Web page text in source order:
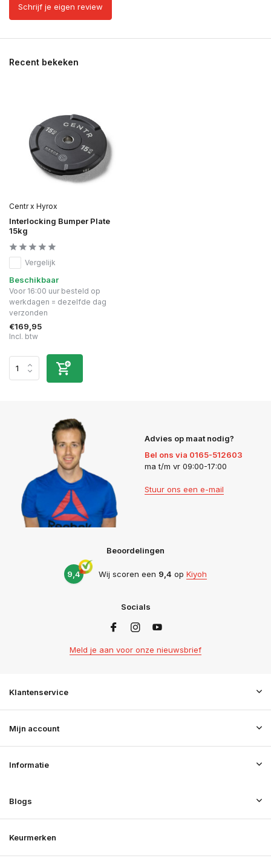
Schrijf je eigen review
Recent bekeken
Centr x Hyrox
Interlocking Bumper Plate
15kg
Vergelijk
Beschikbaar
Voor 16:00 uur besteld op
werkdagen = dezelfde dag
verzonden
€169,95
Incl. btw
Advies op maat nodig?
Bel ons via 0165-512603
ma t/m vr 09:00-17:00
Stuur ons een e-mail
Beoordelingen
9,4 Wij scoren een 9,4 op Kiyoh
Socials
Meld je aan voor onze nieuwsbrief
Klantenservice
Mijn account
Informatie
Blogs
Keurmerken